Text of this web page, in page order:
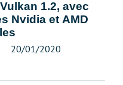
1.2, avec
Nvidia et AMD
20/01/2020